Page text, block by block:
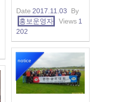
Date 2017.11.03
By
홍보운영자
Views 1
202
notice